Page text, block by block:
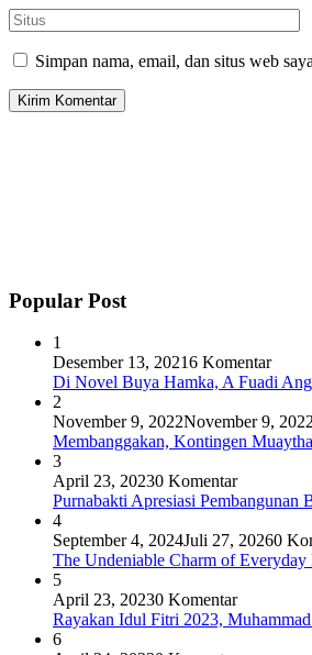
Simpan nama, email, dan situs web
Popular Post
1
Desember 13, 20216 Komentar
Di Novel Buya Hamka, A Fuadi
2
November 9, 2022November 9, 2022
Membanggakan, Kontingen
3
April 23, 20230 Komentar
Purnabakti Apresiasi
4
September 4, 2024Juli 27, 20260
The Undeniable Charm of
5
April 23, 20230 Komentar
Rayakan Idul Fitri 2023,
6